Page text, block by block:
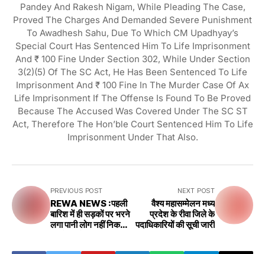
Pandey And Rakesh Nigam, While Pleading The Case,
Proved The Charges And Demanded Severe Punishment
To Awadhesh Sahu, Due To Which CM Upadhyay’s
Special Court Has Sentenced Him To Life Imprisonment
And ₹ 100 Fine Under Section 302, While Under Section
3(2)(5) Of The SC Act, He Has Been Sentenced To Life
Imprisonment And ₹ 100 Fine In The Murder Case Of Ax
Life Imprisonment If The Offense Is Found To Be Proved
Because The Accused Was Covered Under The SC ST
Act, Therefore The Hon’ble Court Sentenced Him To Life
Imprisonment Under That Also.
PREVIOUS POST
REWA NEWS :पहली
बारिश में ही सड़कों पर भरने
लगा पानी लोग नहीं निकल
NEXT POST
वैश्य महासम्मेलन मध्य
प्रदेश के रीवा जिले के
पदाधिकारियों की सूची जारी